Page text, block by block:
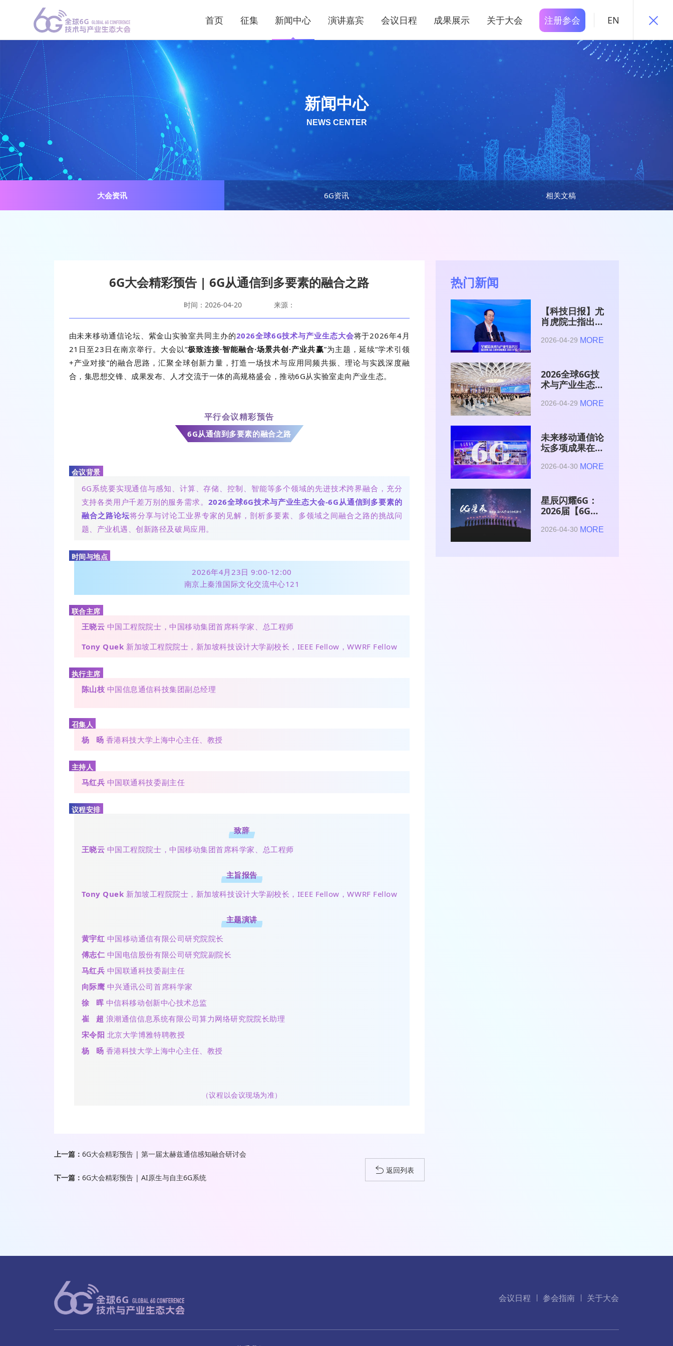
首页 征集 新闻中心 演讲嘉宾 会议日程 成果展示 关于大会 注册参会 EN
大会资讯 6G资讯 相关文稿
新闻中心
NEWS CENTER
6G大会精彩预告 | 6G从通信到多要素的融合之路
时间：2026-04-20 来源：
由未来移动通信论坛、紫金山实验室共同主办的2026全球6G技术与产业生态大会将于2026年4月
21日至23日在南京举行。大会以“极致连接·智能融合·场景共创·产业共赢”为主题，延续“学术引领
+产业对接”的融合思路，汇聚全球创新力量，打造一场技术与应用同频共振、理论与实践深度融
合，集思想交锋、成果发布、人才交流于一体的高规格盛会，推动6G从实验室走向产业生态。
平行会议精彩预告
6G从通信到多要素的融合之路
会议背景
6G系统要实现通信与感知、计算、存储、控制、智能等多个领域的先进技术跨界融合，充分
支持各类用户千差万别的服务需求。 2026全球6G技术与产业生态大会-6G从通信到多要素的
融合之路论坛将分享与讨论工业界专家的见解，剖析多要素、多领域之间融合之路的挑战问
题、产业机遇、创新路径及破局应用。
时间与地点
2026年4月23日 9:00-12:00
南京上秦淮国际文化交流中心121
联合主席
王晓云 中国工程院院士，中国移动集团首席科学家、总工程师
Tony Quek 新加坡工程院院士，新加坡科技设计大学副校长，IEEE Fellow，WWRF Fellow
执行主席
陈山枝 中国信息通信科技集团副总经理
召集人
杨 旸 香港科技大学上海中心主任、教授
主持人
马红兵 中国联通科技委副主任
议程安排
致辞
王晓云 中国工程院院士，中国移动集团首席科学家、总工程师
主旨报告
Tony Quek 新加坡工程院院士，新加坡科技设计大学副校长，IEEE Fellow，WWRF Fellow
主题演讲
黄宇红 中国移动通信有限公司研究院院长
傅志仁 中国电信股份有限公司研究院副院长
马红兵 中国联通科技委副主任
向际鹰 中兴通讯公司首席科学家
徐 晖中信科移动创新中心技术总监
崔 超 浪潮通信信息系统有限公司算力网络研究院院长助理
宋令阳 北京大学博雅特聘教授
杨 旸 香港科技大学上海中心主任、教授
（议程以会议现场为准）
上一篇： 6G大会精彩预告 | 第一届太赫兹通信感知融合研讨会
下一篇： 6G大会精彩预告 | AI原生与自主6G系统
返回列表
热门新闻
【科技日报】尤
肖虎院士指出
是赋能AI的发
2026-04-29 MORE
2026全球6G技
术与产业生态大
2026-04-29 MORE
未来移动通信论
坛多项成果在
术与产业生态大
2026-04-30 MORE
星辰闪耀6G：
2026届【6G星
与博士获颁证书
2026-04-30 MORE
会议日程 参会指南 关于大会